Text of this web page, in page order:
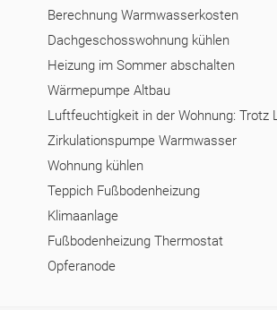
Berechnung Warmwasserkosten
Dachgeschosswohnung kühlen
Heizung im Sommer abschalten
Wärmepumpe Altbau
Luftfeuchtigkeit in der Wohnung: Trotz
Zirkulationspumpe Warmwasser
Wohnung kühlen
Teppich Fußbodenheizung
Klimaanlage
Fußbodenheizung Thermostat
Opferanode